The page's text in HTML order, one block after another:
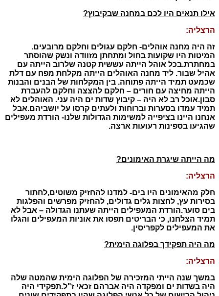
אילו תנאים היו לכם במחנה שבקיבוץ?
הרצליה:
זה היה מחנה אוהלים- חלקם עגולים וחלקם מרובעים.
המיטות היו שקועות בחול ומתחתן מזוודה ונשק שהוסתר
במחתרת.בכל אוהל הייתה עששית קטנה שלרוב הייתה עם
אהיל שבור. ליד מחנה האוהלים הייתה מקלחת מפח עם דלת
שכמעט תמיד הייתה פתוחה. בין המקלחות של הבנים והבנות
הייתה מחיצה עם חורים – חלקם להצצה וחלקם להעברת
סבון.אוכל רב לא היה – קיבוץ שדות ים היה עני. האוהלים לא
תמיד עמדו בסערות וברוחות ולעתים קרסו על יושביהם.אבל
אנחנו היינו בציפייה למשימות הגדולות שלנו- הורדת מעפילים
שהגיעו בספינות רעועות ארצה.
מה הייתה שיגרת האימונים?
הרצליה:
חלק מהאימונים היו בים- למדנו להחזיק משוטים,לחתור
בסירות עץ, לחצות גלים גדולים, להחזיק מפרשים והפלגות
בים סוער.הורדת המעפילים הייתה שעתנו הגדולה – אבל לא
תמיד הצלחנו, כי הבריטים תפסו את אוניות המעפילים והגלו
את המעפילים לקפריסין.
מה היה תפקידך בפלוגה הימית?
הרצליה:
במשך שנה הייתי המזכירה של הפלוגה הימית שהמטה שלה
היה בשדות ים ומפקדה היה אברהם זכאי ז"ל.תפקידי היה